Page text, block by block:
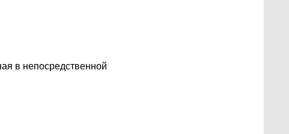
в непосредственной